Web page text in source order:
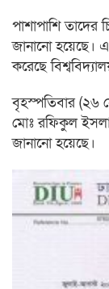
পাশাপাশি তাদের
জানানো হয়েছে।
করেছে
বৃহস্পতিবার (২৬
মোঃ রফিকুল
জানানো হয়েছে।